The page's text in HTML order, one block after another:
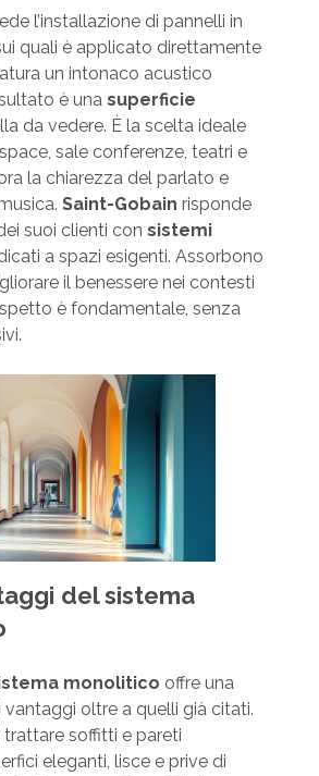
l’installazione di pannelli in
quali è applicato direttamente
un intonaco acustico
è una superficie
da vedere. È la scelta ideale
sale conferenze, teatri e
la chiarezza del parlato e
Saint-Gobain risponde
suoi clienti con sistemi
a spazi esigenti. Assorbono
il benessere nei contesti
è fondamentale, senza
del sistema
monolitico offre una
vantaggi oltre a quelli già citati.
soffitti e pareti
eleganti, lisce e prive di